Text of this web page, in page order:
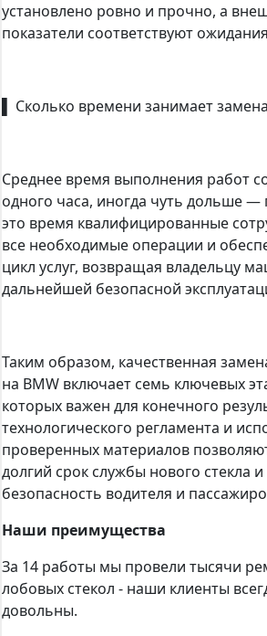
установлено ровно и прочно, а
показатели соответствуют
▌ Сколько времени занимает
Среднее время выполнения работ
одного часа, иногда чуть дольше —
это время квалифицированные
все необходимые операции и
цикл услуг, возвращая владельцу
дальнейшей безопасной
Таким образом, качественная
на BMW включает семь ключевых
которых важен для конечного
технологического регламента и
проверенных материалов
долгий срок службы нового стекла
безопасность водителя и
Наши преимущества
За 14 работы мы провели тысячи
лобовых стекол - наши клиенты
довольны.